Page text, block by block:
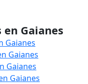
Gaianes
Gaianes
Gaianes
Gaianes
Gaianes